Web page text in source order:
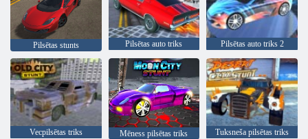
Pilsētas stunts Pilsētas auto triks Pilsētas auto triks 2
Vecpilsētas triks Mēness pilsētas triks Tuksneša pilsētas triks